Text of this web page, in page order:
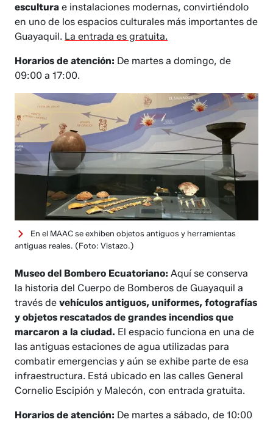
escultura e instalaciones modernas, convirtiéndolo
en uno de los espacios culturales más importantes de
Guayaquil. La entrada es gratuita.
Horarios de atención: De martes a domingo, de
09:00 a 17:00.
En el MAAC se exhiben objetos antiguos y herramientas
antiguas reales. (Foto: Vistazo.)
Museo del Bombero Ecuatoriano: Aquí se conserva
la historia del Cuerpo de Bomberos de Guayaquil a
través devehículos antiguos, uniformes, fotografías
y objetos rescatados de grandes incendios que
marcaron a la ciudad. El espacio funciona en una de
las antiguas estaciones de agua utilizadas para
combatir emergencias y aún se exhibe parte de esa
infraestructura. Está ubicado en las calles General
Cornelio Escipión y Malecón, con entrada gratuita.
Horarios de atención: De martes a sábado, de 10:00